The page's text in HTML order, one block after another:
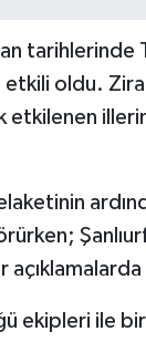
tarihlerinde
oldu.
ekipleri ile